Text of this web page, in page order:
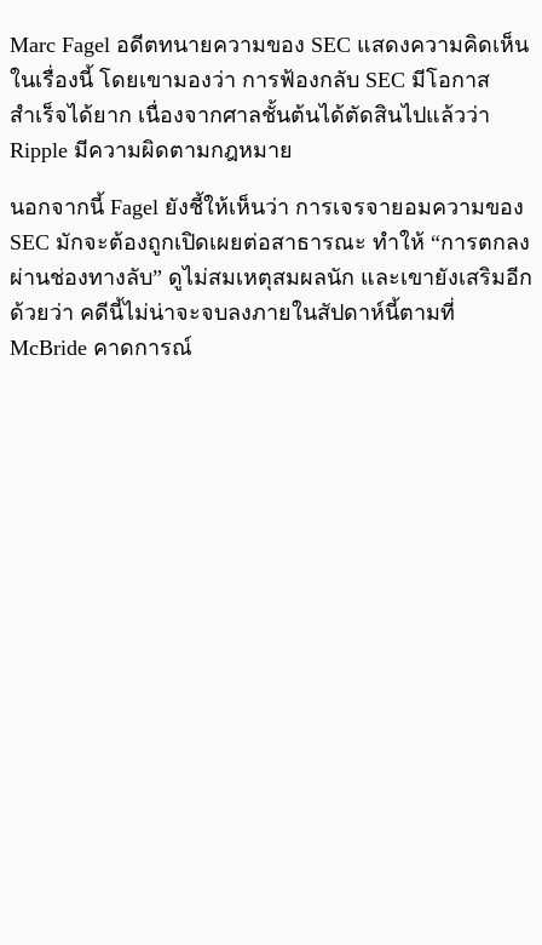
Marc Fagel อดีตทนายความของ SEC แสดงความคิดเห็น
ในเรื่องนี้ โดยเขามองว่า การฟ้องกลับ SEC มีโอกาส
สำเร็จได้ยาก เนื่องจากศาลชั้นต้นได้ตัดสินไปแล้วว่า
Ripple มีความผิดตามกฎหมาย
นอกจากนี้ Fagel ยังชี้ให้เห็นว่า การเจรจายอมความของ
SEC มักจะต้องถูกเปิดเผยต่อสาธารณะ ทำให้ “การตกลง
ผ่านช่องทางลับ” ดูไม่สมเหตุสมผลนัก และเขายังเสริมอีก
ด้วยว่า คดีนี้ไม่น่าจะจบลงภายในสัปดาห์นี้ตามที่
McBride คาดการณ์